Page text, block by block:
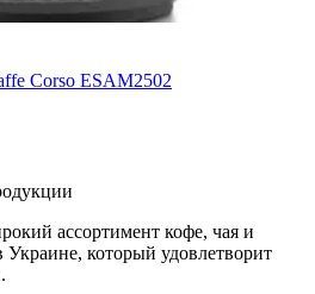
Corso ESAM2502
ассортимент кофе, чая и
который удовлетворит